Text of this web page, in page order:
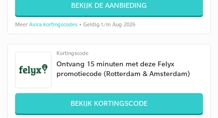
BEKIJK DE AANBIEDING
Meer Avira kortingscodes • Geldig t/m Aug 2026
Kortingscode
Ontvang 15 minuten met deze Felyx
promotiecode (Rotterdam & Amsterdam)
BEKIJK KORTINGSCODE